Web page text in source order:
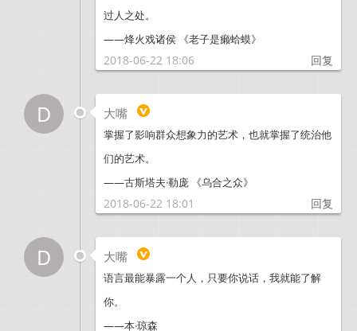
过人之处。
——烽火戏诸侯 《老子是癞蛤蟆》
2018-06-22 18:06 回复
D 大嘴
掌握了影响群众想象力的艺术，也就掌握了统治他
们的艺术。
——古斯塔夫·勒庞 《乌合之众》
2018-06-22 18:01 回复
D 大嘴
语言最能暴露一个人，只要你说话，我就能了解
你。
——本·琼森